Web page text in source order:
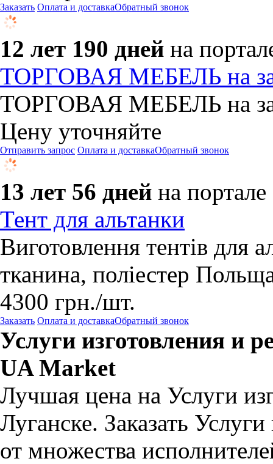
Заказать Оплата и доставкаОбратный звонок
12 лет 190 дней на
ТОРГОВАЯ МЕБЕЛЬ на
ТОРГОВАЯ МЕБЕЛЬ на
Цену уточняйте
Отправить запрос Оплата и доставкаОбратный звонок
13 лет 56 дней на портале
Тент для альтанки
Виготовлення тентів для
тканина, поліестер
4300 грн./шт.
Заказать Оплата и доставкаОбратный звонок
Услуги изготовления и
UA Market
Лучшая цена на Услуги
Луганске. Заказать
от множества